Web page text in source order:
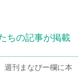
ちの記事が掲載
週刊まなびー欄に本